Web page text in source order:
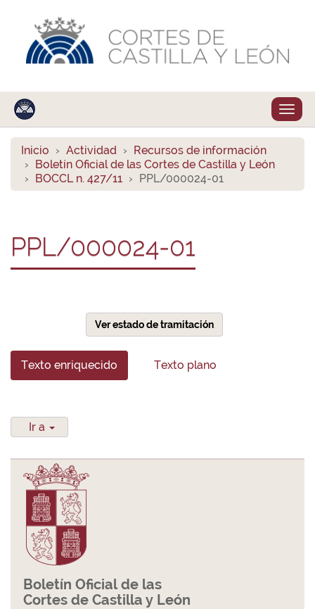
Inicio Actividad
Recursos de información
Boletín Oficial de las Cortes de Castilla y León
BOCCL n. 427/11
PPL/000024-01
PPL/000024-01
Ver estado de tramitación
Texto enriquecido Texto plano
Ir a
Boletín Oficial de las
Cortes de Castilla y León